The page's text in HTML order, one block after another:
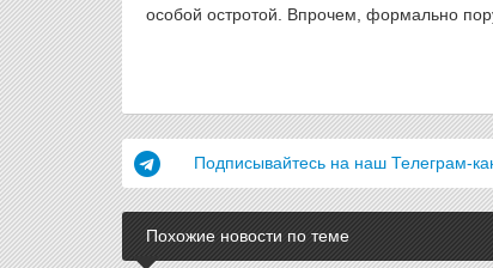
особой остротой. Впрочем, формально
Подписывайтесь на наш Телеграм-
Похожие новости по теме